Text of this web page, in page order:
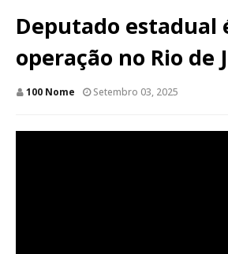
Deputado estadual
operação no Rio de
100 Nome Setembro 03, 2025